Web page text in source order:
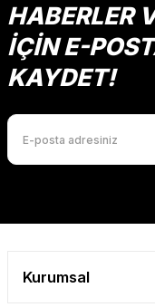
Ürün resmi kalitesiz,
Ürün açıklamasında
Ürün fiyatı diğer
Bu ürüne benzer
HABERLER
İÇİN E-
KAYDET!
Kurumsal